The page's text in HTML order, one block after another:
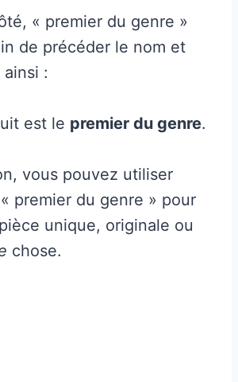
« premier du genre »
de précéder le nom et
ainsi :
est le premier du genre.
vous pouvez utiliser
« premier du genre » pour
unique, originale ou
chose.